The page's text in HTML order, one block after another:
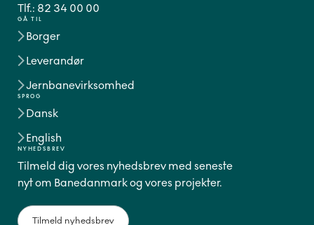
GÅ TIL
Borger
Leverandør
Jernbanevirksomhed
SPROG
Dansk
English
Tlf.: 82 34 00 00
NYHEDSBREV
Tilmeld dig vores nyhedsbrev med seneste
nyt om Banedanmark og vores projekter.
Tilmeld nyhedsbrev